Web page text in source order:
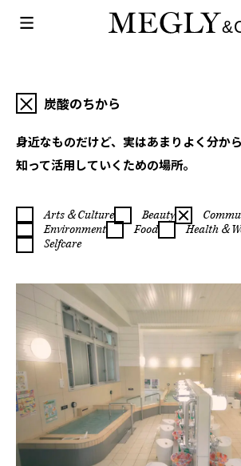
炭酸のちから
身近なものだけど、実はあまりよく分か
知って活用していくための場所。
Arts＆Culture Beauty
Environment
Food Health＆
Selfcare